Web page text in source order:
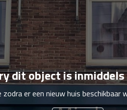
dit object is
er een nieuw huis beschikbaar